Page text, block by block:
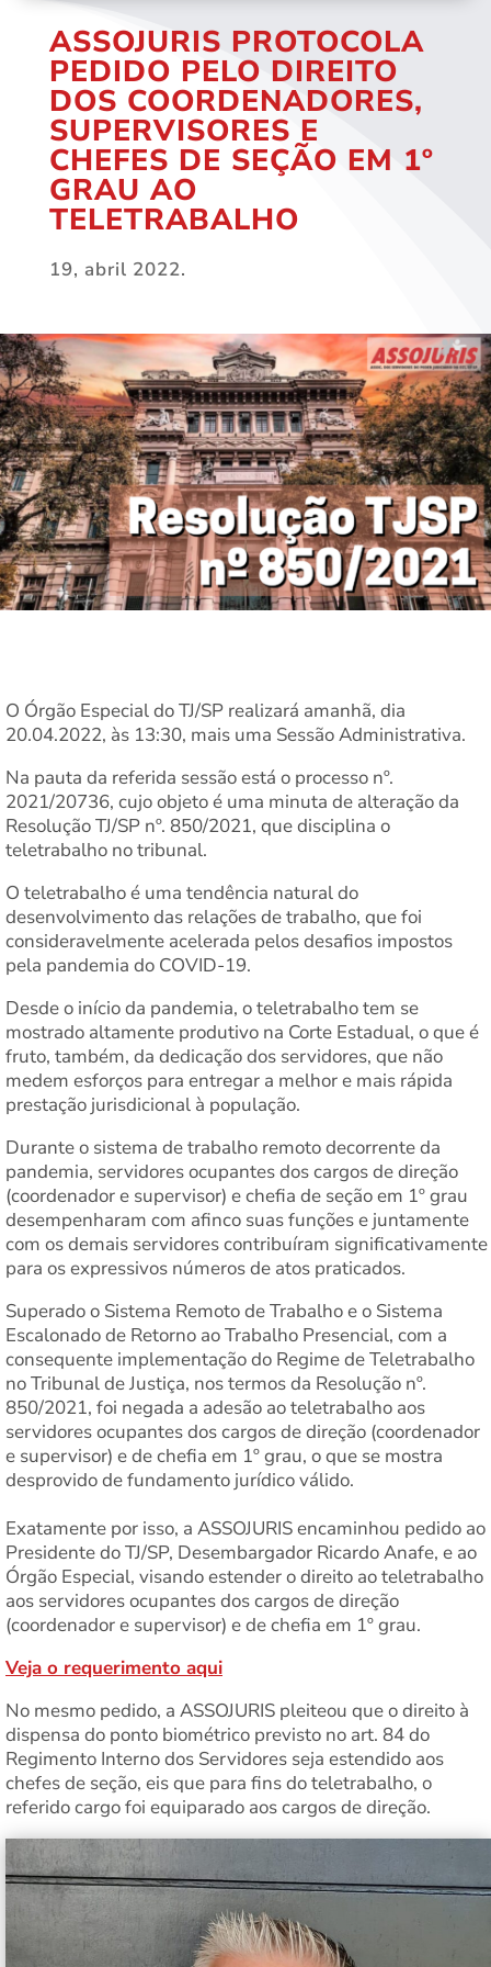
ASSOJURIS PROTOCOLA
PEDIDO PELO DIREITO
DOS COORDENADORES,
SUPERVISORES E
CHEFES DE SEÇÃO EM 1º
GRAU AO
TELETRABALHO
19, abril 2022.
O Órgão Especial do TJ/SP realizará amanhã, dia
20.04.2022, às 13:30, mais uma Sessão Administrativa.
Na pauta da referida sessão está o processo nº.
2021/20736, cujo objeto é uma minuta de alteração da
Resolução TJ/SP nº. 850/2021, que disciplina o
teletrabalho no tribunal.
O teletrabalho é uma tendência natural do
desenvolvimento das relações de trabalho, que foi
consideravelmente acelerada pelos desafios impostos
pela pandemia do COVID-19.
Desde o início da pandemia, o teletrabalho tem se
mostrado altamente produtivo na Corte Estadual, o que é
fruto, também, da dedicação dos servidores, que não
medem esforços para entregar a melhor e mais rápida
prestação jurisdicional à população.
Durante o sistema de trabalho remoto decorrente da
pandemia, servidores ocupantes dos cargos de direção
(coordenador e supervisor) e chefia de seção em 1º grau
desempenharam com afinco suas funções e juntamente
com os demais servidores contribuíram significativamente
para os expressivos números de atos praticados.
Superado o Sistema Remoto de Trabalho e o Sistema
Escalonado de Retorno ao Trabalho Presencial, com a
consequente implementação do Regime de Teletrabalho
no Tribunal de Justiça, nos termos da Resolução nº.
850/2021, foi negada a adesão ao teletrabalho aos
servidores ocupantes dos cargos de direção (coordenador
e supervisor) e de chefia em 1º grau, o que se mostra
desprovido de fundamento jurídico válido.
Exatamente por isso, a ASSOJURIS encaminhou pedido ao
Presidente do TJ/SP, Desembargador Ricardo Anafe, e ao
Órgão Especial, visando estender o direito ao teletrabalho
aos servidores ocupantes dos cargos de direção
(coordenador e supervisor) e de chefia em 1º grau.
Veja o requerimento aqui
No mesmo pedido, a ASSOJURIS pleiteou que o direito à
dispensa do ponto biométrico previsto no art. 84 do
Regimento Interno dos Servidores seja estendido aos
chefes de seção, eis que para fins do teletrabalho, o
referido cargo foi equiparado aos cargos de direção.